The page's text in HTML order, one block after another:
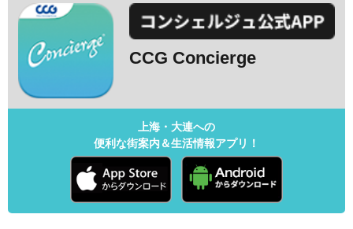
CCG Concierge
上海・大連への
便利な街案内＆生活情報アプリ！